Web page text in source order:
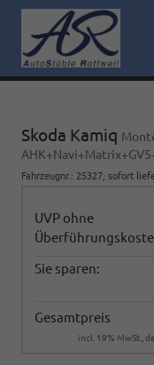
Skoda Kamiq
Fahrzeugnr. : 25327 sofort
UVP ohne
Sie sparen:
Gesamtpreis
incl. 19% MwSt.,